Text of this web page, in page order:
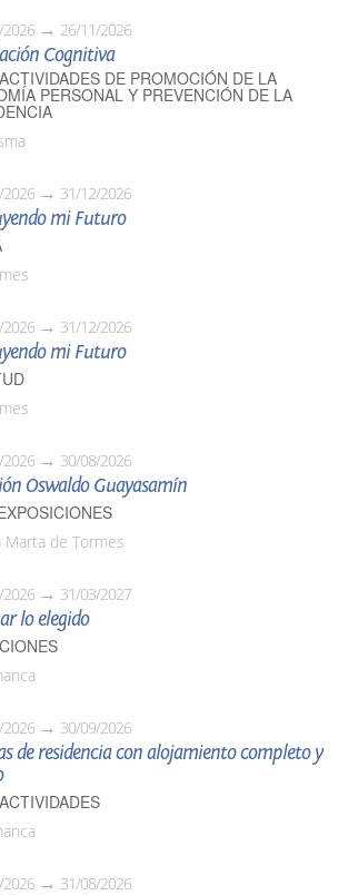
26/11/2026
Cognitiva
DE PROMOCIÓN DE LA
PERSONAL Y PREVENCIÓN DE LA
31/12/2026
mi Futuro
31/12/2026
mi Futuro
30/08/2026
Oswaldo Guayasamín
Marta de Tormes
31/03/2027
lo elegido
30/09/2026
de residencia con alojamiento completo y
31/08/2026